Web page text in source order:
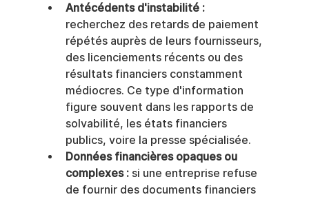
Antécédents d'instabilité :
recherchez des retards de paiement
répétés auprès de leurs fournisseurs,
des licenciements récents ou des
résultats financiers constamment
médiocres. Ce type d'information
figure souvent dans les rapports de
solvabilité, les états financiers
publics, voire la presse spécialisée.
Données financières opaques ou
complexes : si une entreprise refuse
de fournir des documents financiers